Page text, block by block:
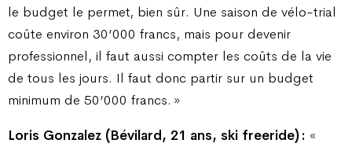
le budget le permet, bien sûr. Une saison de vélo-trial
coûte environ 30’000 francs, mais pour devenir
professionnel, il faut aussi compter les coûts de la vie
de tous les jours. Il faut donc partir sur un budget
minimum de 50’000 francs. »
Loris Gonzalez (Bévilard, 21 ans, ski freeride) : «